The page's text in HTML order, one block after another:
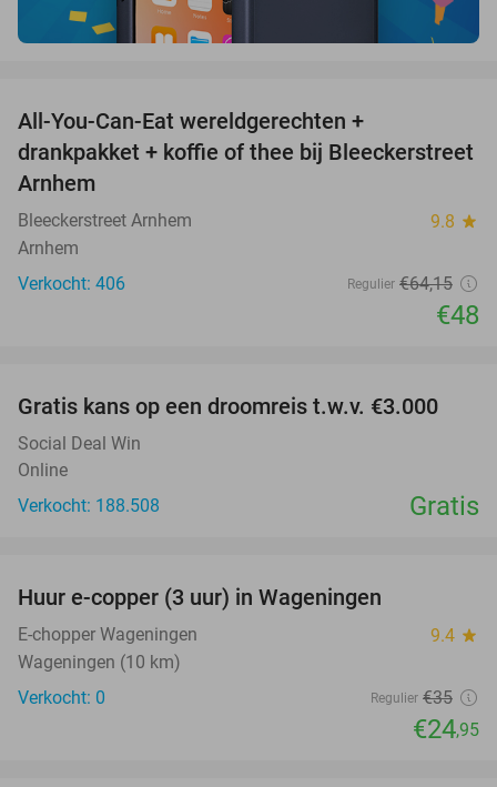
All-You-Can-Eat wereldgerechten +
drankpakket + koffie of thee bij Bleeckerstreet
Arnhem
Bleeckerstreet Arnhem 9.8 star
Arnhem
Verkocht: 406
Regulier €64,15
€48
Gratis kans op een droomreis t.w.v. €3.000
Social Deal Win
Online
Verkocht: 188.508
Gratis
TODAY
Huur e-copper (3 uur) in Wageningen
E-chopper Wageningen 9.4 star
Wageningen (10 km)
Verkocht: 0
Regulier €35
€24,95